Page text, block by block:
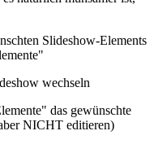
Slideshow-Elements
wechseln
das gewünschte
NICHT editieren)